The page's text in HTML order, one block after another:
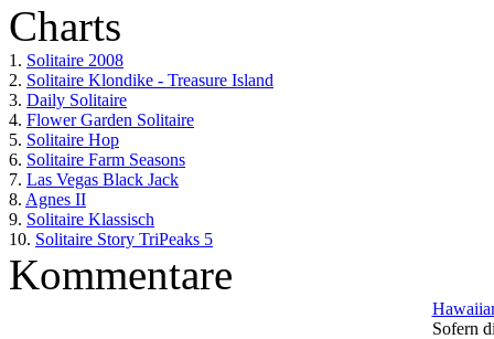
Charts
1. Solitaire 2008
2. Solitaire Klondike - Treasure Island
3. Daily Solitaire
4. Flower Garden Solitaire
5. Solitaire Hop
6. Solitaire Farm Seasons
7. Las Vegas Black Jack
8. Agnes II
9. Solitaire Klassisch
10. Solitaire Story TriPeaks 5
Kommentare
Sofern